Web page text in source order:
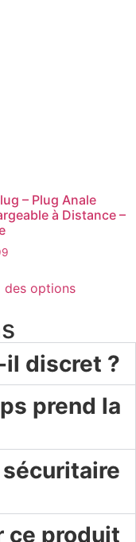
– Plug Anale
à Distance –
des options
discret ?
prend la
ce produit